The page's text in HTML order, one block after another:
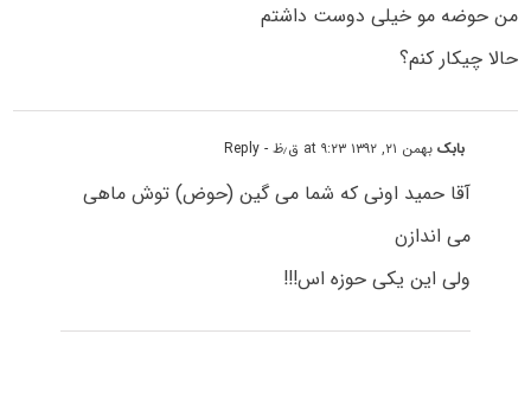
من حوضه مو خیلی دوست داشتم
حالا چیکار کنم؟
بابکبهمن ۲۱, ۱۳۹۲ at ۹:۲۳ ق٫ظ - Reply
آقا حمید اونی که شما می گین (حوض) توش ماهی
می اندازن
ولی این یکی حوزه اس!!!